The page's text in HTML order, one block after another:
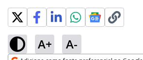
A+ A-
Loaded:
17.28%